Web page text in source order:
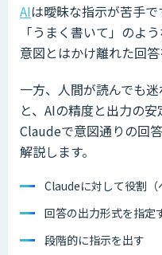
AIは曖昧な指示が苦手で
「うまく書いて」のよ
意図とはかけ離れた回答
一方、人間が読んでも
と、AIの精度と出力の安
Claudeで意図通りの回
解説します。
Claudeに対して役割
回答の出力形式を指定
段階的に指示を出す